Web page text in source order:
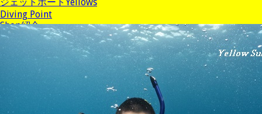
Diving Point
Shop紹介
Staff紹介
アクセス
コース/料金
ブログ